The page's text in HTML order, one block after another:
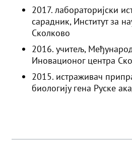
2017. лабораторијски
сарадник, Институт за
Сколково
2016. учитељ,
Иновационог центра
2015. истраживач
биологију гена Руске